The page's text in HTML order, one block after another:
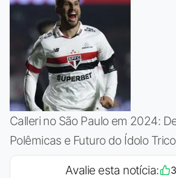
Calleri no São Paulo em 2024:
Polêmicas e Futuro do Ídolo
Avalie esta notícia: